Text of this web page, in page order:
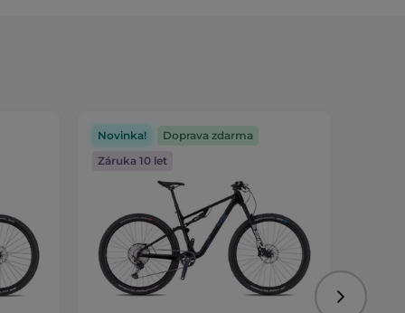
Novinka!
Doprava zdarma
Záruka 10 let